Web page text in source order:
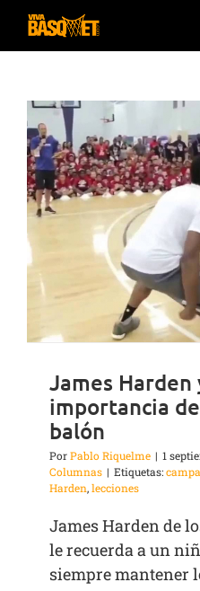
Saltar
James Harden
importancia
balón
PorPablo Riquelme | 1
Columnas | Etiquetas:
Harden,lecciones
James Harden de
le recuerda a un
siempre mantener